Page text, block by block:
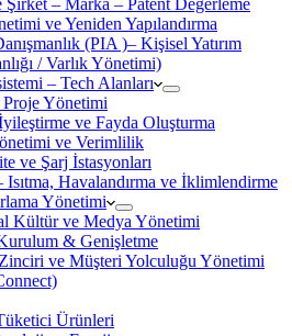
– Marka – Patent Değerleme
ve Yeniden Yapılandırma
(PIA )– Kişisel Yatırım
/ Varlık Yönetimi)
– Tech Alanları
Yönetimi
ve Fayda Oluşturma
ve Verimlilik
ve Şarj İstasyonları
Havalandırma ve İklimlendirme
Yönetimi
Kültür ve Medya Yönetimi
& Genişletme
ve Müşteri Yolculuğu Yönetimi
Ürünleri